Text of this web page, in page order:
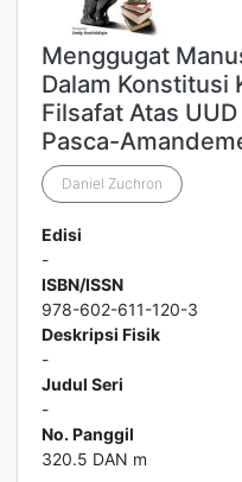
Menggugat
Dalam Konstitusi
Filsafat Atas
Pasca-
Daniel Zuchron
Edisi
-
ISBN/ISSN
978-602-611-120-3
Deskripsi Fisik
-
Judul Seri
-
No. Panggil
320.5 DAN m